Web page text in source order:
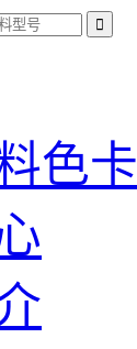
色卡